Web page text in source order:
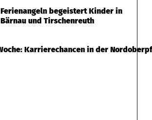
Ferienangeln begeistert Kinder in
Bärnau und Tirschenreuth